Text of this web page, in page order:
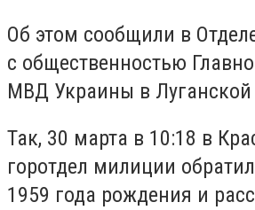
Об этом сообщили в
с общественностью
МВД Украины в Луганской
Так, 30 марта в 10:18 в
горотдел милиции
1959 года рождения и